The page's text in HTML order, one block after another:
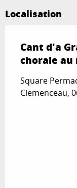
Localisation
Cant d'a
chorale au
Square
Clemenceau,